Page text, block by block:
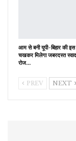
आम से बनी यूपी-बिहार की इस
चखकर मिलेगा जबरदस्त
रोज…
PREV NEXT